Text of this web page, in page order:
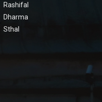
Rashifal
Dharma
Sthal